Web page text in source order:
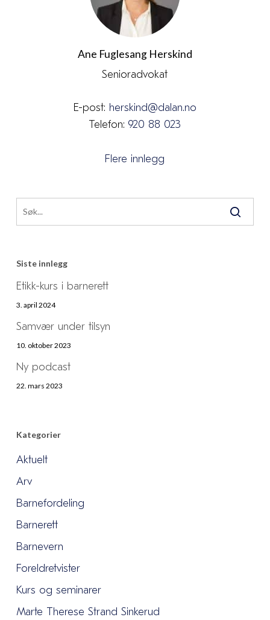
Ane Fuglesang Herskind
Senioradvokat
E-post: herskind@dalan.no
Telefon:920 88 023
Flere innlegg
Siste innlegg
Etikk-kurs i barnerett
3. april 2024
Samvær under tilsyn
10. oktober 2023
Ny podcast
22. mars 2023
Kategorier
Aktuelt
Arv
Barnefordeling
Barnerett
Barnevern
Foreldretvister
Kurs og seminarer
Marte Therese Strand Sinkerud